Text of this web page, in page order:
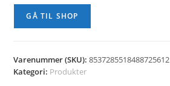
GÅ TIL SHOP
Varenummer (SKU):8537285518488725612
Kategori: Produkter